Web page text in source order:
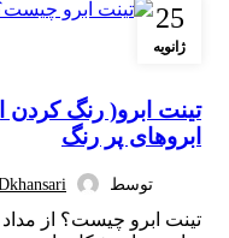
25
ژانویه
ابرو
تینت ابرو( رنگ کردن
ابروهای پر رنگ
توسط
تینت ابرو چیست؟ از